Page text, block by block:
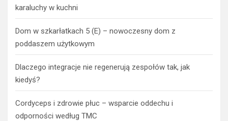
karaluchy w kuchni
Dom w szkarłatkach 5 (E) – nowoczesny dom z
poddaszem użytkowym
Dlaczego integracje nie regenerują zespołów tak, jak
kiedyś?
Cordyceps i zdrowie płuc – wsparcie oddechu i
odporności według TMC